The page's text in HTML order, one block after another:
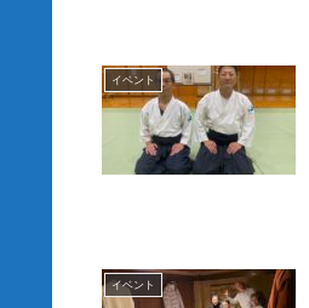
イベント
イベント